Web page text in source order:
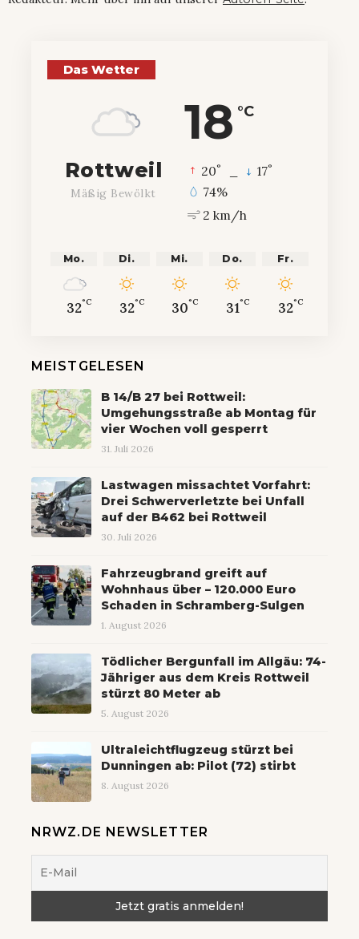
Das Wetter
18 °C
Rottweil
Mäßig Bewölkt
20° 17°
74%
2 km/h
Mo.
32°C
Di.
32°C
Mi.
30°C
Do.
31°C
Fr.
32°C
MEISTGELESEN
B 14/B 27 bei Rottweil:
Umgehungsstraße ab Montag für
vier Wochen voll gesperrt
31. Juli 2026
Lastwagen missachtet Vorfahrt:
Drei Schwerverletzte bei Unfall
auf der B462 bei Rottweil
30. Juli 2026
Fahrzeugbrand greift auf
Wohnhaus über – 120.000 Euro
Schaden in Schramberg-Sulgen
1. August 2026
Tödlicher Bergunfall im Allgäu: 74-
Jähriger aus dem Kreis Rottweil
stürzt 80 Meter ab
5. August 2026
Ultraleichtflugzeug stürzt bei
Dunningen ab: Pilot (72) stirbt
8. August 2026
NRWZ.DE NEWSLETTER